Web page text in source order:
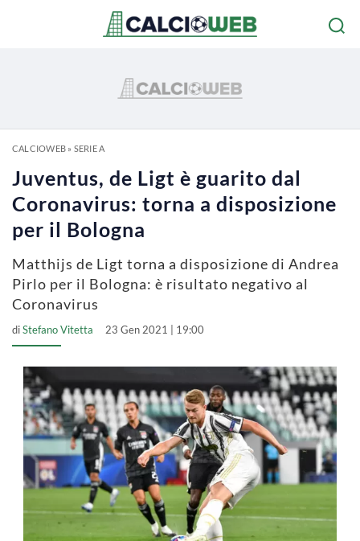
CALCIOWEB» SERIE A
Juventus, de Ligt è guarito dal
Coronavirus: torna a disposizione
per il Bologna
Matthijs de Ligt torna a disposizione di Andrea
Pirlo per il Bologna: è risultato negativo al
Coronavirus
diStefano Vitetta 23 Gen 2021 | 19:00